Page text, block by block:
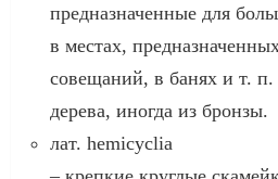
предназначенные для
в местах,
совещаний, в банях и т. п.
дерева, иногда из бронзы.
лат. hemicyclia